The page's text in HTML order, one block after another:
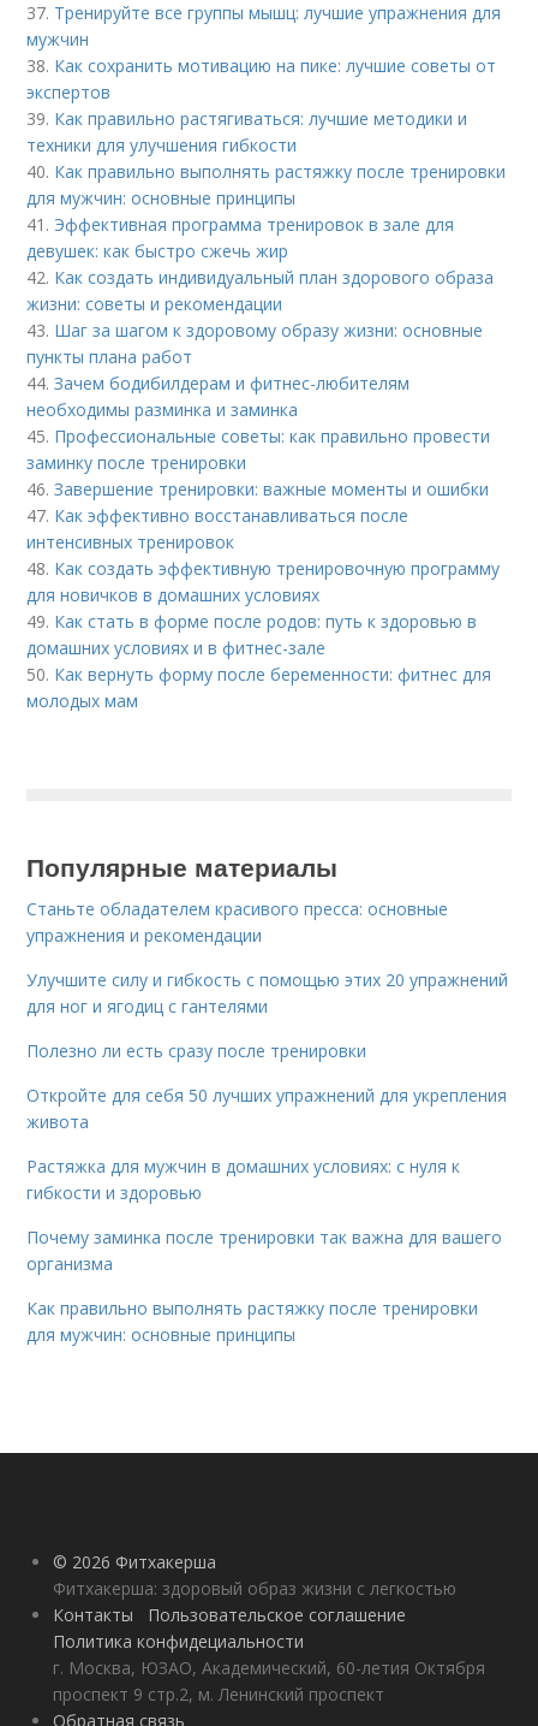
37. Тренируйте все группы мышц: лучшие упражнения для
мужчин
38. Как сохранить мотивацию на пике: лучшие советы от
экспертов
39. Как правильно растягиваться: лучшие методики и
техники для улучшения гибкости
40. Как правильно выполнять растяжку после тренировки
для мужчин: основные принципы
41. Эффективная программа тренировок в зале для
девушек: как быстро сжечь жир
42. Как создать индивидуальный план здорового образа
жизни: советы и рекомендации
43. Шаг за шагом к здоровому образу жизни: основные
пункты плана работ
44.Зачем бодибилдерам и фитнес-любителям
необходимы разминка и заминка
45. Профессиональные советы: как правильно провести
заминку после тренировки
46.Завершение тренировки: важные моменты и ошибки
47. Как эффективно восстанавливаться после
интенсивных тренировок
48. Как создать эффективную тренировочную программу
для новичков в домашних условиях
49. Как стать в форме после родов: путь к здоровью в
домашних условиях и в фитнес-зале
50. Как вернуть форму после беременности: фитнес для
молодых мам
Популярные материалы
Станьте обладателем красивого пресса: основные
упражнения и рекомендации
Улучшите силу и гибкость с помощью этих 20 упражнений
для ног и ягодиц с гантелями
Полезно ли есть сразу после тренировки
Откройте для себя 50 лучших упражнений для укрепления
живота
Растяжка для мужчин в домашних условиях: с нуля к
гибкости и здоровью
Почему заминка после тренировки так важна для вашего
организма
Как правильно выполнять растяжку после тренировки
для мужчин: основные принципы
© 2026 Фитхакерша
Фитхакерша: здоровый образ жизни с легкостью
Контакты
Пользовательское соглашение
Политика конфидециальности
г. Москва, ЮЗАО, Академический, 60-летия Октября
проспект 9 стр.2, м. Ленинский проспект
Обратная связь